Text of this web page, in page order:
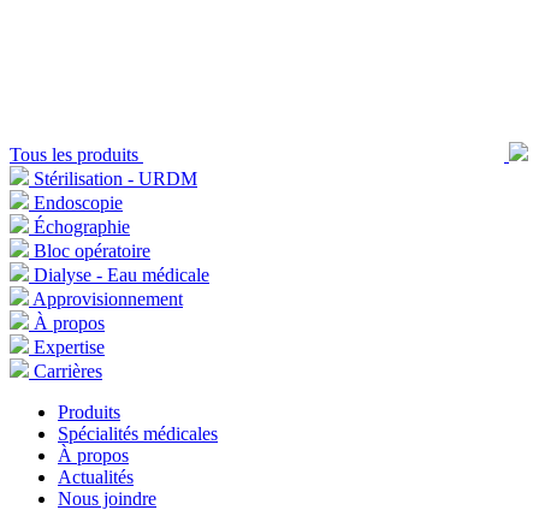
Tous les produits
Stérilisation - URDM
Endoscopie
Échographie
Bloc opératoire
Dialyse - Eau médicale
Approvisionnement
À propos
Expertise
Carrières
Produits
Spécialités médicales
À propos
Actualités
Nous joindre